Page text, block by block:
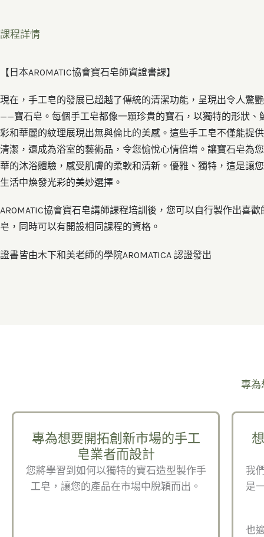
課程詳情
【​日本AROMATIC協會寶石皂師資證書課】
現在，手工皂的發展已超越了傳統的清潔功能，呈現出令人驚
——寶石皂。每個手工皂都像一顆珍貴的寶石，以獨特的形狀、
彩和華麗的紋理展現出無與倫比的美感。這些手工皂不僅能提
清潔，還成為浴室的藝術品，令您愉悅心情倍增。讓寶石皂為
華的沐浴體驗，感受肌膚的柔軟和清新。優雅、獨特，這是讓
生活中煥發光彩的美妙選擇。
AROMATIC協會寶石皂講師課程培訓後，您可以自行製作出喜歡
皂，同時可以有開設相同課程的資格。
證書皆由木下和美老師的學院AROMATICA 認證發出
專為
專為想要開拓創新市場的手工
皂業者而設計
您將學習到如何以獨特的寶石造型製作手
工皂，讓您的產品在市場中脫穎而出。
我
是
也